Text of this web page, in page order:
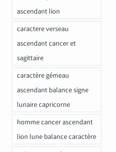
ascendant lion
caractere verseau
ascendant cancer et
sagittaire
caractère gémeau
ascendant balance signe
lunaire capricorne
homme cancer ascendant
lion lune balance caractère